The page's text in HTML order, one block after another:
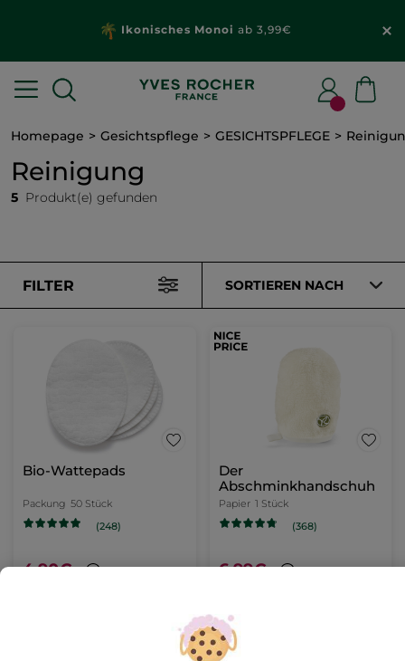
Ikonisches Monoi ab 3,99€
Homepage Gesichtspflege GESICHTSPFLEGE
Reinigung
5 Produkt(e) gefunden
FILTER SORTIEREN NACH
Bio-Wattepads
Packung 50 Stück
(248)
4,90€
Der
Abschminkhandschuh
Papier 1 Stück
(368)
6,99€